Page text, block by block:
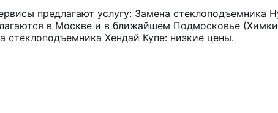
предлагают услугу: Замена стеклоподъемника
в Москве и в ближайшем Подмосковье
стеклоподъемника Хендай Купе: низкие цены.